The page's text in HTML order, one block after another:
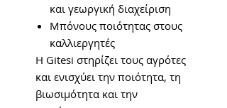
και γεωργική διαχείριση
Μπόνους ποιότητας στους
καλλιεργητές
Η Gitesi στηρίζει τους αγρότες
και ενισχύει την ποιότητα, τη
βιωσιμότητα και την